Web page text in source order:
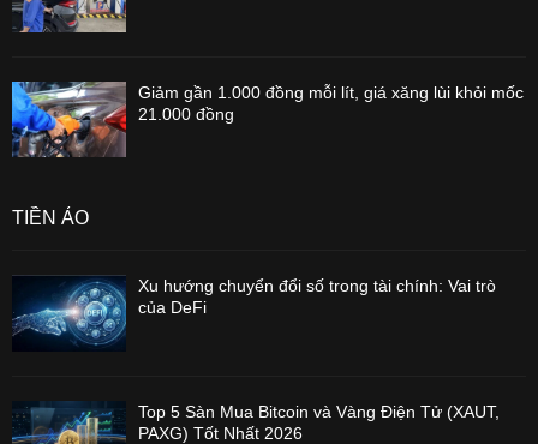
Giảm gần 1.000 đồng mỗi lít, giá xăng lùi khỏi mốc
21.000 đồng
TIỀN ẢO
Xu hướng chuyển đổi số trong tài chính: Vai trò
của DeFi
Top 5 Sàn Mua Bitcoin và Vàng Điện Tử (XAUT,
PAXG) Tốt Nhất 2026